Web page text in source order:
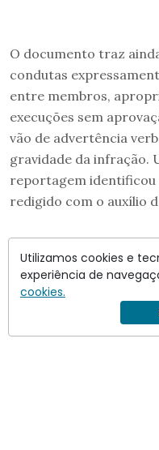
O documento traz
condutas
entre membros,
execuções sem
vão de advertência
gravidade da infração.
reportagem identificou
redigido com o auxílio
Amigos,
parte
Utilizamos cookies e
experiência de
cookies.